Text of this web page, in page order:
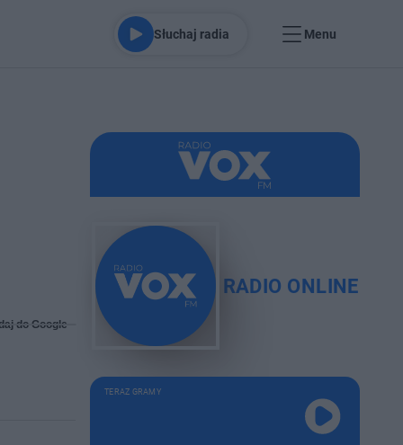
Słuchaj radia Menu
do Google
RADIO ONLINE
TERAZ GRAMY